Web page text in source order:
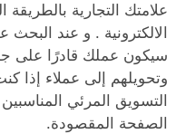
علامتك التجارية
الالكترونية . و عند
سيكون عملك قادرًا على
وتحويلهم إلى عملاء إذا
التسويق المرئي
الصفحة المقصودة.